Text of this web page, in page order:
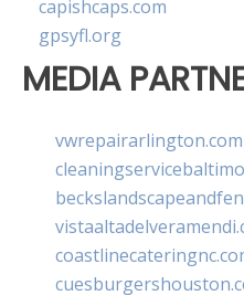
capishcaps.com
gpsyfl.org
MEDIA
vwrepairarlington.com